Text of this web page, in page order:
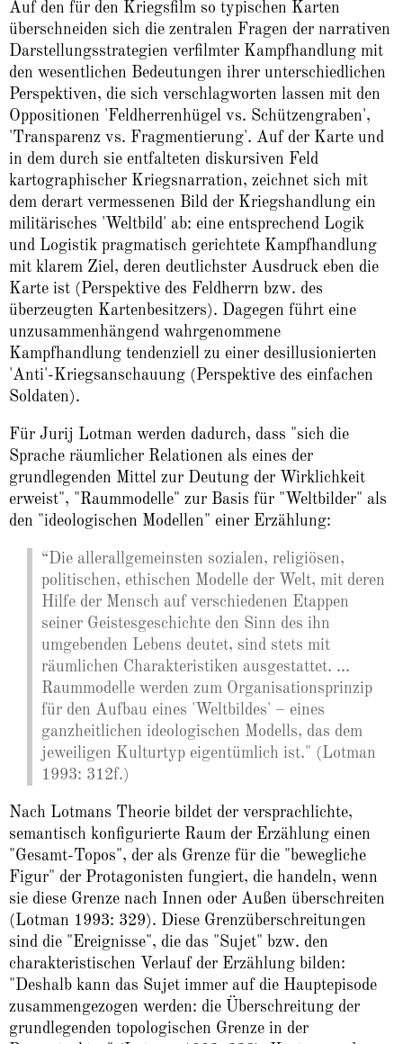
Auf den für den Kriegsfilm so typischen Karten
überschneiden sich die zentralen Fragen der narrativen
Darstellungsstrategien verfilmter Kampfhandlung mit
den wesentlichen Bedeutungen ihrer unterschiedlichen
Perspektiven, die sich verschlagworten lassen mit den
Oppositionen 'Feldherrenhügel vs. Schützengraben',
'Transparenz vs. Fragmentierung'. Auf der Karte und
in dem durch sie entfalteten diskursiven Feld
kartographischer Kriegsnarration, zeichnet sich mit
dem derart vermessenen Bild der Kriegshandlung ein
militärisches 'Weltbild' ab: eine entsprechend Logik
und Logistik pragmatisch gerichtete Kampfhandlung
mit klarem Ziel, deren deutlichster Ausdruck eben die
Karte ist (Perspektive des Feldherrn bzw. des
überzeugten Kartenbesitzers). Dagegen führt eine
unzusammenhängend wahrgenommene
Kampfhandlung tendenziell zu einer desillusionierten
'Anti'-Kriegsanschauung (Perspektive des einfachen
Soldaten).
Für Jurij Lotman werden dadurch, dass "sich die
Sprache räumlicher Relationen als eines der
grundlegenden Mittel zur Deutung der Wirklichkeit
erweist", "Raummodelle" zur Basis für "Weltbilder" als
den "ideologischen Modellen" einer Erzählung:
“Die allerallgemeinsten sozialen, religiösen,
politischen, ethischen Modelle der Welt, mit deren
Hilfe der Mensch auf verschiedenen Etappen
seiner Geistesgeschichte den Sinn des ihn
umgebenden Lebens deutet, sind stets mit
räumlichen Charakteristiken ausgestattet. ...
Raummodelle werden zum Organisationsprinzip
für den Aufbau eines 'Weltbildes' – eines
ganzheitlichen ideologischen Modells, das dem
jeweiligen Kulturtyp eigentümlich ist." (Lotman
1993: 312f.)
Nach Lotmans Theorie bildet der versprachlichte,
semantisch konfigurierte Raum der Erzählung einen
"Gesamt-Topos", der als Grenze für die "bewegliche
Figur" der Protagonisten fungiert, die handeln, wenn
sie diese Grenze nach Innen oder Außen überschreiten
(Lotman 1993: 329). Diese Grenzüberschreitungen
sind die "Ereignisse", die das "Sujet" bzw. den
charakteristischen Verlauf der Erzählung bilden:
"Deshalb kann das Sujet immer auf die Hauptepisode
zusammengezogen werden: die Überschreitung der
grundlegenden topologischen Grenze in der